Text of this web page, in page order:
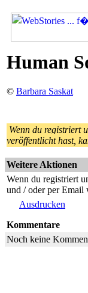
Human
© Barbara Saskat
Wenn du registriert
veröffentlicht hast,
Weitere Aktionen
Wenn du registriert
und / oder per Email
Ausdrucken
Kommentare
Noch keine